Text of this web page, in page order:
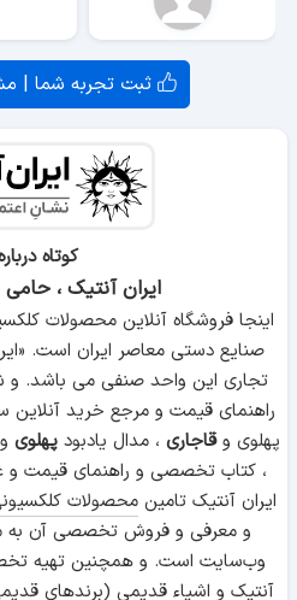
ثبت تجربه شما |
کوتاه
ایران آنتیک ،
اینجا فروشگاه آنلاین محصولات
صنایع دستی معاصر ایران است.
تجاری این واحد صنفی می باشد.
راهنمای قیمت و مرجع خرید آنلاین
پهلوی وقاجاری ، مدال یادبودپهلوی
، کتاب تخصصی و راهنمای قیمت و
ایران آنتیک تامین محصولات
و معرفی و فروش تخصصی آن به
وب‌سایت است. و همچنین تهیه
آنتیک و اشیاء قدیمی (برندهای